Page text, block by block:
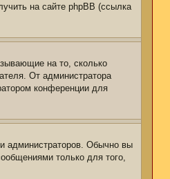
на сайте phpBB (ссылка
на то, сколько
От администратора
конференции для
администраторов. Обычно вы
только для того,